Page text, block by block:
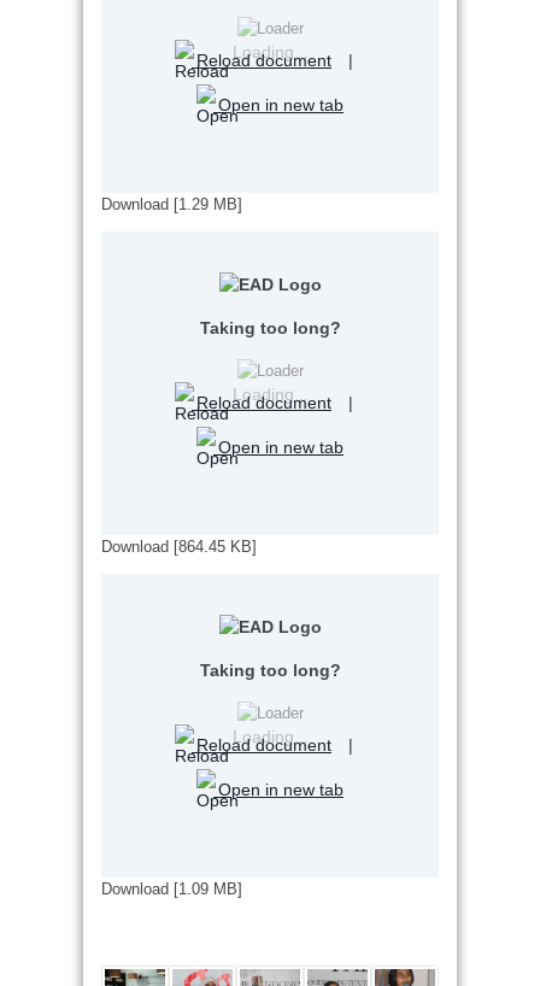
Loading...
Reload document |
Open in new tab
Download [1.29 MB]
Loading...
Taking too long?
Reload document |
Open in new tab
Download [864.45 KB]
Loading...
Taking too long?
Reload document |
Open in new tab
Download [1.09 MB]